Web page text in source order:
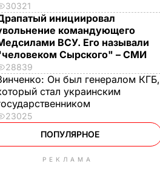
30321
инициировал
командующего
ВСУ. Его называли
Сырского" – СМИ
28839
Он был генералом КГБ,
стал украинским
23025
ПОПУЛЯРНОЕ
РЕКЛАМА